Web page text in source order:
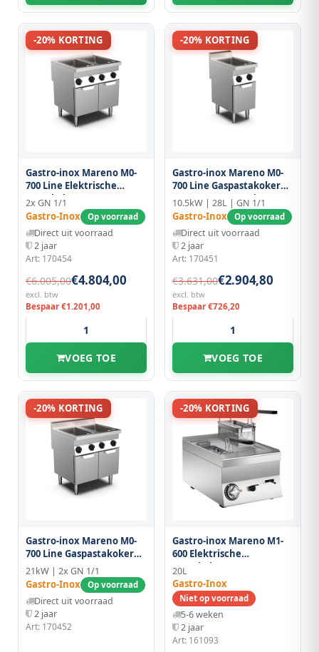
-20% KORTING
Gastro-inox Mareno M0-
700 Line Elektrische
Pastakoker 80cm, 2x GN
1/1, 2x 28 Liter, Staand
Model
2x GN 1/1
Gastro-Inox Op voorraad
Direct uit voorraad
2 jaar
Art: 170454
€6.005,00€4.804,00
excl. btw
Bespaar €1.201,00
VOEG TOE
-20% KORTING
Gastro-inox Mareno M0-
700 Line Gaspastakoker
40cm, GN 1/1, 28 Liter,
Staand Model
10.5kW | 28L | GN 1/1
Gastro-Inox Op voorraad
Direct uit voorraad
2 jaar
Art: 170451
€3.631,00€2.904,80
excl. btw
Bespaar €726,20
VOEG TOE
-20% KORTING
Gastro-inox Mareno M0-
700 Line Gaspastakoker
80cm, 2x GN 1/1, 2x 28
Liter, Staand Model
21kW | 2x GN 1/1
Gastro-Inox Op voorraad
Direct uit voorraad
2 jaar
Art: 170452
-20% KORTING
Gastro-inox Mareno M1-
600 Elektrische
Pastakoker 40cm
20L
Gastro-Inox
Niet op voorraad
5-6 weken
2 jaar
Art: 161093